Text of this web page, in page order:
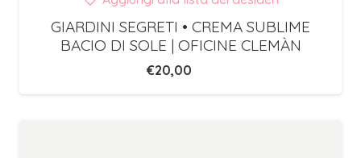
GIARDINI SEGRETI • CREMA SUBLIME
BACIO DI SOLE | OFICINE CLEMÀN
€20,00